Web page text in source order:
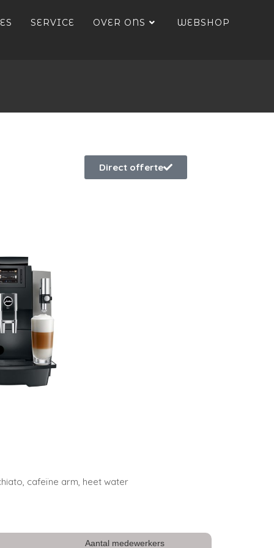
SERVICE OVER ONS WEBSHOP
Direct offerte
cafeïne arm, heet water
Aantal medewerkers